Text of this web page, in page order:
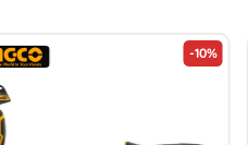
-10%